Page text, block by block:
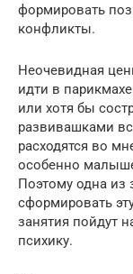
формировать
конфликты.
Неочевидная
идти в
или хотя бы
развивашками
расходятся во
особенно
Поэтому одна из
сформировать
занятия пойдут
психику.